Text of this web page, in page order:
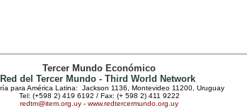
Tercer Mundo Económico
Red del Tercer Mundo - Third World Network
para América Latina: Jackson 1136, Montevideo 11200, Uruguay
Tel: (+598 2) 419 6192 / Fax: (+ 598 2) 411 9222
redtm@item.org.uy - www.redtercermundo.org.uy